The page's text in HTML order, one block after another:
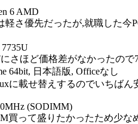
6 AMD
軽さ優先だったが,就職した今
にさほど価格差がなかったの
64bit, 日本語版, Officeなし
に載せ替えするのでいちばん
(SODIMM)
買って盛りたかったため少な